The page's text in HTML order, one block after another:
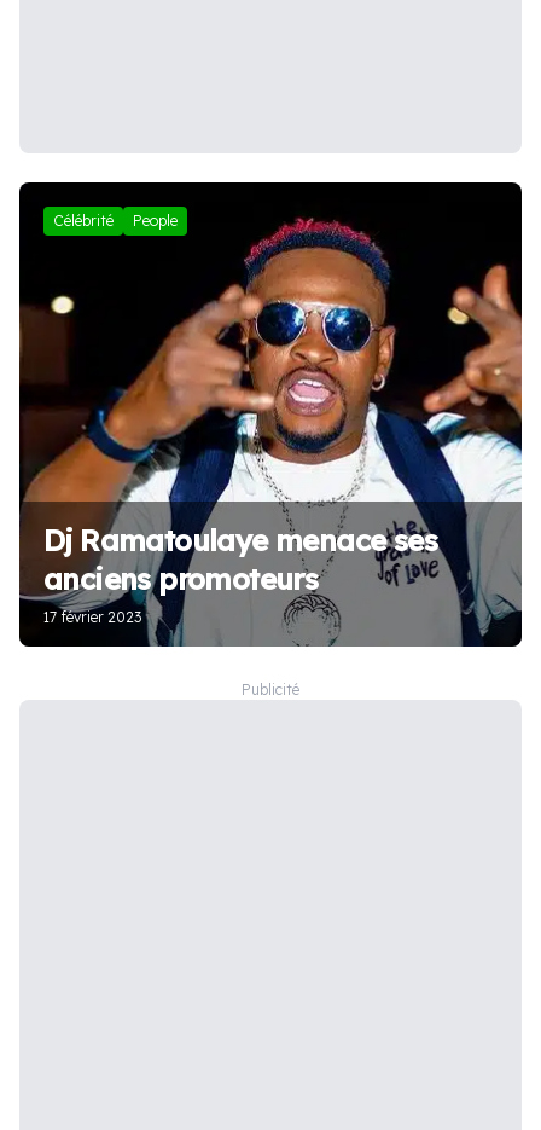
Célébrité People
Dj Ramatoulaye menace ses
anciens promoteurs
17 février 2023